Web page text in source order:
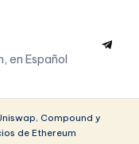
en Español
Compound y
de Ethereum